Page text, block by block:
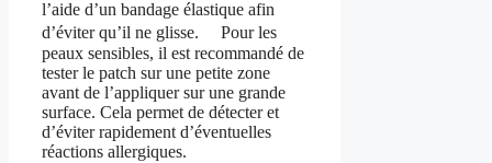
l’aide d’un bandage élastique afin
d’éviter qu’il ne glisse. Pour les
peaux sensibles, il est recommandé de
tester le patch sur une petite zone
avant de l’appliquer sur une grande
surface. Cela permet de détecter et
d’éviter rapidement d’éventuelles
réactions allergiques.